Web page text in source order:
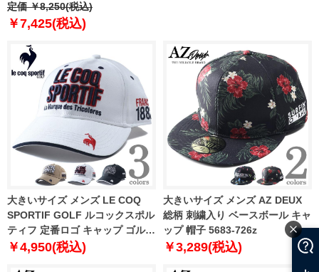
USA直輸入 thmc524549
定価 ￥8,250(税込)
￥7,425(税込)
大きいサイズ メンズ LE COQ
SPORTIF GOLF ルコックスポル
ティフ 定番ロゴ キャップ ゴルフ
ウェア lg5scpb0m
￥4,950(税込)
大きいサイズ メンズ AZ DEUX
総柄 刺繍入り ベースボール キャ
ップ 帽子 5683-726z
￥3,289(税込)